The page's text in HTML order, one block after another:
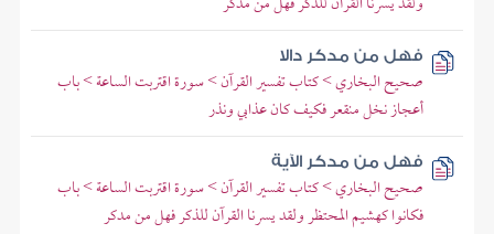
فهل من مدكر دالا
صحيح البخاري > كتاب تفسير القرآن > سورة اقتربت الساعة > باب
أعجاز نخل منقعر فكيف كان عذابي ونذر
فهل من مدكر الآية
صحيح البخاري > كتاب تفسير القرآن > سورة اقتربت الساعة > باب
فكانوا كهشيم المحتظر ولقد يسرنا القرآن للذكر فهل من مدكر